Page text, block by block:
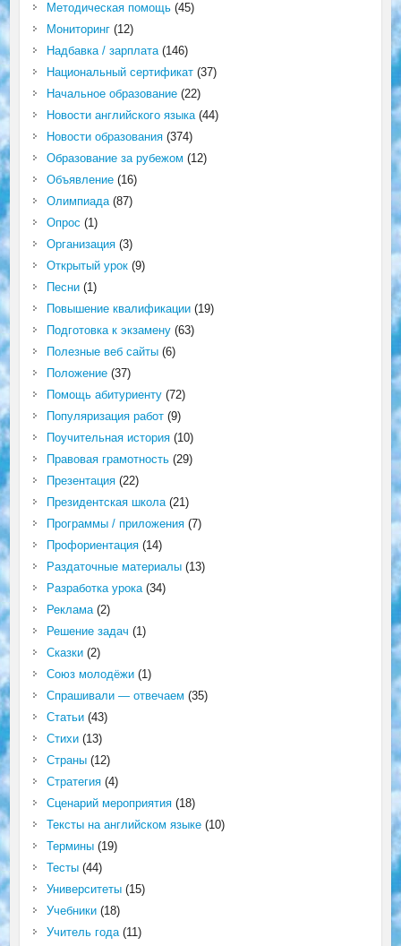
Методическая помощь(45)
Мониторинг(12)
Надбавка / зарплата(146)
Национальный сертификат(37)
Начальное образование(22)
Новости английского языка(44)
Новости образования(374)
Образование за рубежом (12)
Объявление(16)
Олимпиада(87)
Опрос (1)
Организация(3)
Открытый урок(9)
Песни(1)
Повышение квалификации(19)
Подготовка к экзамену(63)
Полезные веб сайты(6)
Положение(37)
Помощь абитуриенту(72)
Популяризация работ(9)
Поучительная история(10)
Правовая грамотность(29)
Презентация(22)
Президентская школа(21)
Программы / приложения(7)
Профориентация(14)
Раздаточные материалы(13)
Разработка урока(34)
Реклама(2)
Решение задач (1)
Сказки(2)
Союз молодёжи(1)
Спрашивали — отвечаем (35)
Статьи(43)
Стихи(13)
Страны(12)
Стратегия(4)
Сценарий мероприятия(18)
Тексты на английском языке(10)
Термины(19)
Тесты(44)
Университеты(15)
Учебники(18)
Учитель года(11)